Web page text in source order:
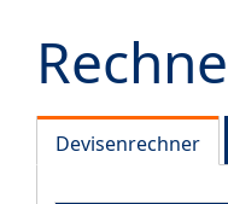
Devisenrechner